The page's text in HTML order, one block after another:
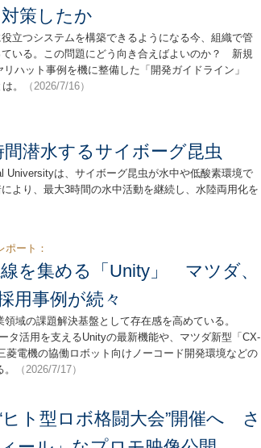
策したか
立つシステムを構築できるようになる今、組織で管
いる。この問題にどう向き合えばよいのか？ 新規
ハット事例を機に整備した「開発ガイドライン」
。
（2026/7/16）
潜水するサイボーグ昆虫
Universityは、サイボーグ昆虫が水中や低酸素環境で
より、最大3時間の水中活動を継続し、水陸両用化を
ート：
を集める「Unity」 マツダ、
用事例が続々
域の課題解決基盤として存在感を高めている。
タ活用を支えるUnityの最新機能や、マツダ新型「CX-
電機の協働ロボット向けノーコード開発環境などの
（2026/7/17）
ト型ロボ格闘大会”開催へ さ